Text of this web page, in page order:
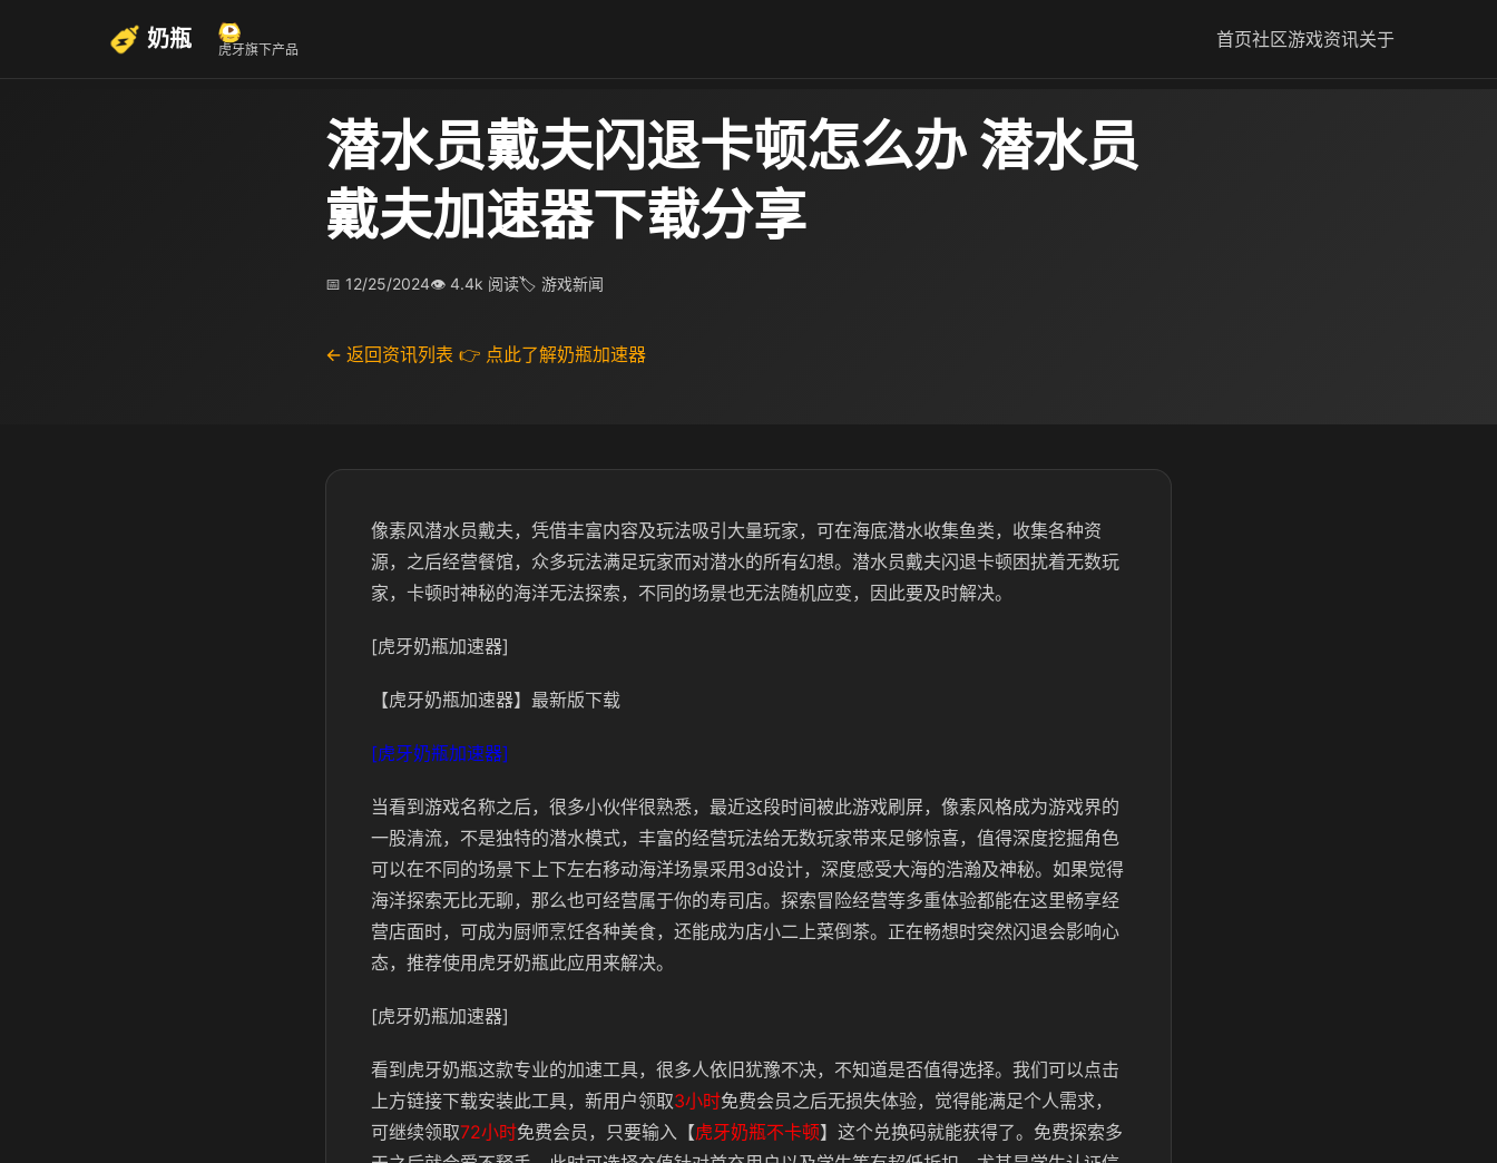
奶瓶 虎牙旗下产品 首页社区游戏资讯关于
潜水员戴夫闪退卡顿怎么办 潜水员
戴夫加速器下载分享
📅 12/25/2024👁 4.4k 阅读🏷 游戏新闻
← 返回资讯列表 👉 点此了解奶瓶加速器
像素风潜水员戴夫，凭借丰富内容及玩法吸引大量玩家，可在海底潜水收集鱼类，收集各种资
源，之后经营餐馆，众多玩法满足玩家而对潜水的所有幻想。潜水员戴夫闪退卡顿困扰着无数玩
家，卡顿时神秘的海洋无法探索，不同的场景也无法随机应变，因此要及时解决。
[虎牙奶瓶加速器]
【虎牙奶瓶加速器】最新版下载
[虎牙奶瓶加速器]
当看到游戏名称之后，很多小伙伴很熟悉，最近这段时间被此游戏刷屏，像素风格成为游戏界的
一股清流，不是独特的潜水模式，丰富的经营玩法给无数玩家带来足够惊喜，值得深度挖掘角色
可以在不同的场景下上下左右移动海洋场景采用3d设计，深度感受大海的浩瀚及神秘。如果觉得
海洋探索无比无聊，那么也可经营属于你的寿司店。探索冒险经营等多重体验都能在这里畅享经
营店面时，可成为厨师烹饪各种美食，还能成为店小二上菜倒茶。正在畅想时突然闪退会影响心
态，推荐使用虎牙奶瓶此应用来解决。
[虎牙奶瓶加速器]
看到虎牙奶瓶这款专业的加速工具，很多人依旧犹豫不决，不知道是否值得选择。我们可以点击
上方链接下载安装此工具，新用户领取3小时免费会员之后无损失体验，觉得能满足个人需求，
可继续领取72小时免费会员，只要输入【虎牙奶瓶不卡顿】这个兑换码就能获得了。免费探索多